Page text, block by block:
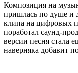
Композиция на
пришлась по душе и
клипа на цифровых
поработал саунд-
версии песня стала
наверняка добавит